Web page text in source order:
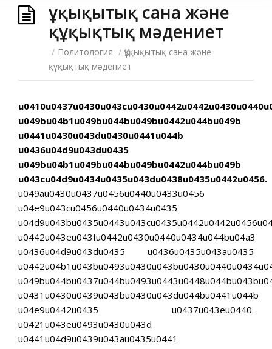
Құқықытық сана және
құқықтық мәдениет
/ Политология / Құқықытық сана және
құқықтық мәдениет
u049bu04b1u049bu044bu049bu0442u044bu049b
u0441u0430u043du0430u0441u044b
u0436u04d9u043du0435
u049bu04b1u049bu044bu049bu0442u044bu049b
u043cu04d9u0434u0435u043du0438u0435u0442u0456.
u049au0430u0437u0456u0440u0433u0456
u04e9u043cu0456u0440u0434u0435
u0442u043eu043fu0442u0430u0440u0434u044bu04a3
u0436u04d9u043du0435 u0436u0435u043au0435
u0431u0430u0439u043bu0430u043du044bu0441u044b
u04e9u0442u0435 u0437u043eu0440.
u0421u043eu0493u0430u043d
u0441u04d9u0439u043au0435u0441